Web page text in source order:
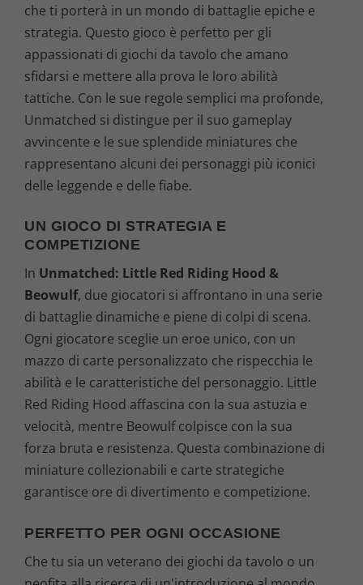
che ti porterà in un mondo di battaglie epiche e
strategia. Questo gioco è perfetto per gli
appassionati di giochi da tavolo che amano
sfidarsi e mettere alla prova le loro abilità
tattiche. Con le sue regole semplici ma profonde,
Unmatched si distingue per il suo gameplay
avvincente e le sue splendide miniatures che
rappresentano alcuni dei personaggi più iconici
delle leggende e delle fiabe.
UN GIOCO DI STRATEGIA E
COMPETIZIONE
In Unmatched: Little Red Riding Hood &
Beowulf, due giocatori si affrontano in una serie
di battaglie dinamiche e piene di colpi di scena.
Ogni giocatore sceglie un eroe unico, con un
mazzo di carte personalizzato che rispecchia le
abilità e le caratteristiche del personaggio. Little
Red Riding Hood affascina con la sua astuzia e
velocità, mentre Beowulf colpisce con la sua
forza bruta e resistenza. Questa combinazione di
miniature collezionabili e carte strategiche
garantisce ore di divertimento e competizione.
PERFETTO PER OGNI OCCASIONE
Che tu sia un veterano dei giochi da tavolo o un